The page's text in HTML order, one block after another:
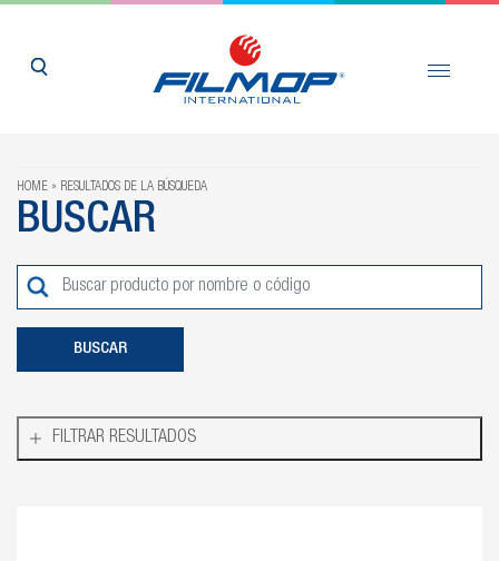
HOME RESULTADOS DE LA BÚSQUEDA
BUSCAR
FILTRAR RESULTADOS